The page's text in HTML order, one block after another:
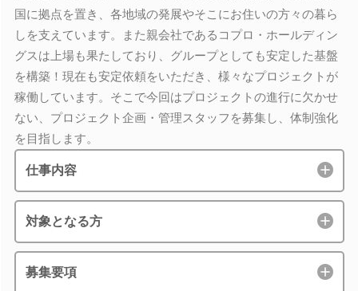
国に拠点を置き、各地域の発展やそこにお住いの方々の暮ら
しを支えています。また親会社であるコプロ・ホールディン
グスは上場も果たしており、グループとしても安定した基盤
を構築！現在も安定依頼をいただき、様々なプロジェクトが
稼働しています。そこで今回はプロジェクトの進行に欠かせ
ない、プロジェクト企画・管理スタッフを募集し、体制強化
を目指します。
仕事内容
対象となる方
募集要項